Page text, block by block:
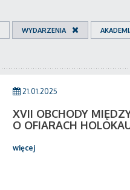
WYDARZENIA
21.01.2025
XVII OBCHODY
O OFIARACH
więcej